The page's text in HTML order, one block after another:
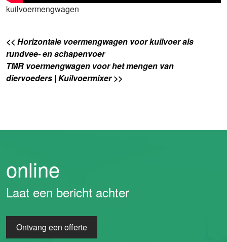
kuilvoermengwagen
<< Horizontale voermengwagen voor kuilvoer als
rundvee- en schapenvoer
TMR voermengwagen voor het mengen van
diervoeders | Kuilvoermixer >>
online
Laat een bericht achter
Ontvang een offerte